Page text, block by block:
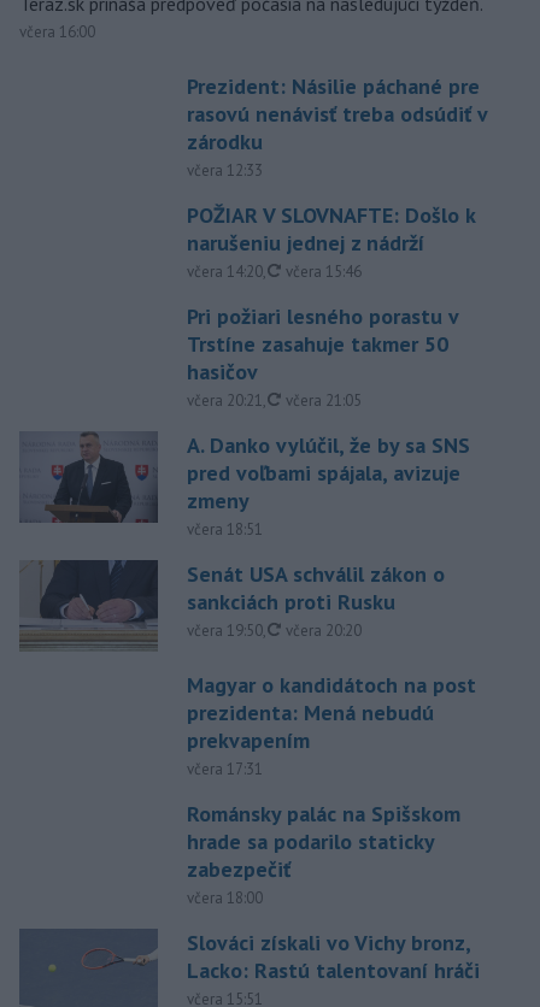
včera 16:00
Prezident: Násilie páchané pre
rasovú nenávisť treba odsúdiť v
zárodku
včera 12:33
POŽIAR V SLOVNAFTE: Došlo k
narušeniu jednej z nádrží
včera 14:20, aktualizované
včera 15:46
Pri požiari lesného porastu v
Trstíne zasahuje takmer 50
hasičov
včera 20:21, aktualizované
včera 21:05
A. Danko vylúčil, že by sa SNS
pred voľbami spájala, avizuje
zmeny
včera 18:51
Senát USA schválil zákon o
sankciách proti Rusku
včera 19:50, aktualizované
včera 20:20
Magyar o kandidátoch na post
prezidenta: Mená nebudú
prekvapením
včera 17:31
Románsky palác na Spišskom
hrade sa podarilo staticky
zabezpečiť
včera 18:00
Slováci získali vo Vichy bronz,
Lacko: Rastú talentovaní hráči
včera 15:51